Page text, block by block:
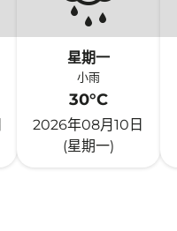
星期一
小雨
30°C
2026年08月10日
(星期一)